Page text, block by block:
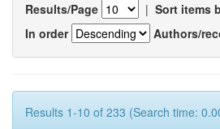
Results/Page | Sort items
In order
Authors/
Results 1-10 of 233 (Search time: